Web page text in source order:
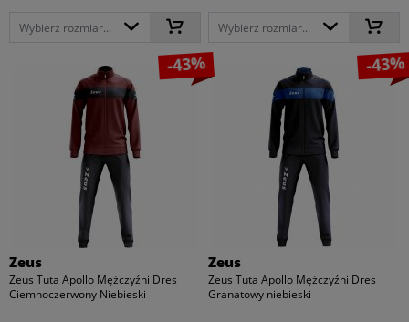
Wybierz rozmiar... Wybierz rozmiar...
-43%
Zeus
Zeus Tuta Apollo Mężczyźni Dres
Ciemnoczerwony Niebieski
-43%
Zeus
Zeus Tuta Apollo Mężczyźni Dres
Granatowy niebieski